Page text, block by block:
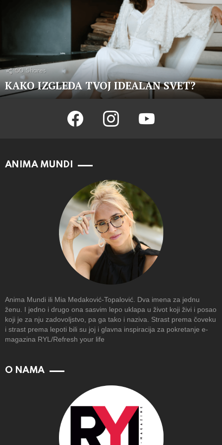
50 Shares
KAKO IZGLEDA TVOJ IDEALAN SVET?
facebook instagram youtube
ANIMA MUNDI
Anima Mundi ili Mia Medaković-Topalović. Dva imena za jednu
ženu. I jedno i drugo ona sasvim lepo uklapa u život koji živi i posao
koji je za nju zadovoljstvo, pa ga tako i naziva. Strast prema čoveku
i strast prema lepoti bili su joj i glavna inspiracija za pokretanje e-
magazina RYL/Refresh your life
O NAMA